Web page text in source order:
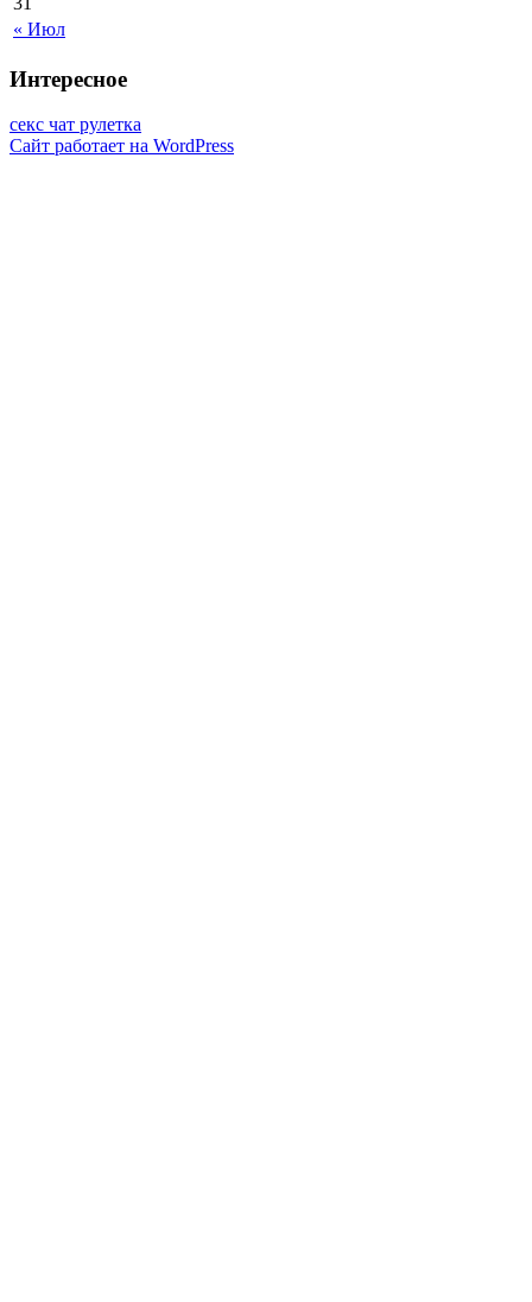
« Июл
Интересное
секс чат рулетка
Сайт работает на WordPress